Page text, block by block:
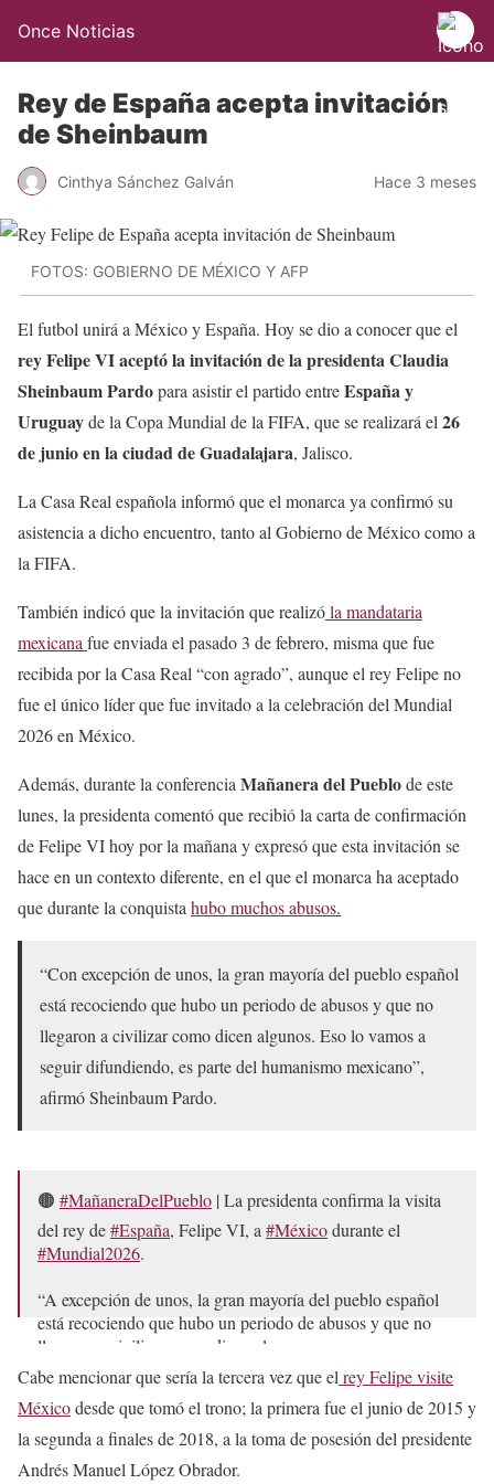
Once Noticias
Rey de España acepta invitación
de Sheinbaum
Cinthya Sánchez Galván Hace 3 meses
FOTOS: GOBIERNO DE MÉXICO Y AFP
El futbol unirá a México y España. Hoy se dio a conocer que el
rey Felipe VI aceptó la invitación de la presidenta Claudia
Sheinbaum Pardopara asistir el partido entreEspaña y
Uruguayde la Copa Mundial de la FIFA, que se realizará el 26
de junio en la ciudad de Guadalajara, Jalisco.
La Casa Real española informó que el monarca ya confirmó su
asistencia a dicho encuentro, tanto al Gobierno de México como a
la FIFA.
También indicó que la invitación que realizóla mandataria
mexicana fue enviada el pasado 3 de febrero, misma que fue
recibida por la Casa Real “con agrado”, aunque el rey Felipe no
fue el único líder que fue invitado a la celebración del Mundial
2026 en México.
Además, durante la conferencia Mañanera del Pueblode este
lunes, la presidenta comentó que recibió la carta de confirmación
de Felipe VI hoy por la mañana y expresó que esta invitación se
hace en un contexto diferente, en el que el monarca ha aceptado
que durante la conquista hubo muchos abusos.
“Con excepción de unos, la gran mayoría del pueblo español
está recociendo que hubo un periodo de abusos y que no
llegaron a civilizar como dicen algunos. Eso lo vamos a
seguir difundiendo, es parte del humanismo mexicano”,
afirmó Sheinbaum Pardo.
🟤 #MañaneraDelPueblo | La presidenta confirma la visita
del rey de#España, Felipe VI, a #Méxicodurante el
#Mundial2026.
“A excepción de unos, la gran mayoría del pueblo español
está recociendo que hubo un periodo de abusos y que no
llegaron a civilizar como dicen algunos.…
pic.twitter.com/xZAMoP4hnf
— Once Noticias (@OnceNoticiasTV)May 18, 2026
Cabe mencionar que sería la tercera vez que el rey Felipe visite
Méxicodesde que tomó el trono; la primera fue el junio de 2015 y
la segunda a finales de 2018, a la toma de posesión del presidente
Andrés Manuel López Obrador.